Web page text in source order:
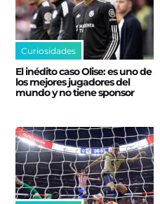
Curiosidades
El inédito caso Olise: es uno de
los mejores jugadores del
mundo y no tiene sponsor